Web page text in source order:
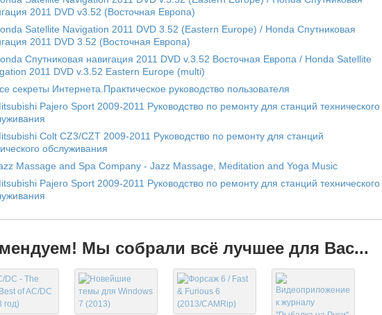
2011 DVD v3.52 (Восточная Европа)
Satellite Navigation 2011 DVD 3.52 (Eastern Europe) / Honda Спутниковая
2011 DVD 3.52 (Восточная Европа)
Спутниковая навигация 2011 DVD v.3.52 Восточная Европа / Honda Satellite
2011 DVD v.3.52 Eastern Europe (multi)
секреты Интернета.Практическое руководство пользователя
Pajero Sport 2009-2011 Руководство по ремонту для станций технического
Colt CZ3/CZT 2009-2011 Руководство по ремонту для станций
обслуживания
Massage and Spa Company - Jazz Massage, Meditation and Yoga Music
Pajero Sport 2009-2011 Руководство по ремонту для станций технического
Мы собрали всё лучшее для Вас...